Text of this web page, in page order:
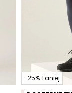
-25% Taniej